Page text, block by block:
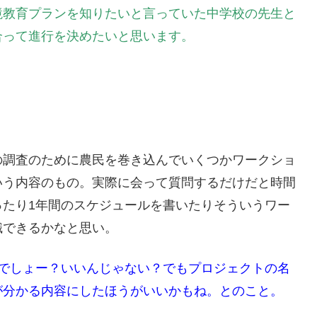
育プランを知りたいと言っていた中学校の先生と
て進行を決めたいと思います。
査のために農民を巻き込んでいくつかワークショ
内容のもの。実際に会って質問するだけだと時間
り1年間のスケジュールを書いたりそういうワー
きるかなと思い。
ょー？いいんじゃない？でもプロジェクトの名
かる内容にしたほうがいいかもね。とのこと。